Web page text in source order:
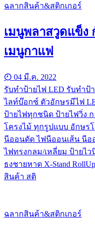
ฉลากสินค้า&สติกเกอร์
เมนูพลาสวูดแข็ง
เมนูกาแฟ
04 มี.ค. 2022
รับทําป้ายไฟ LED รับทำป้
ไลท์บ๊อกซ์ ตัวอักษรมีไฟ
ป้ายไฟทุกชนิด ป้ายไฟวิ่ง
โครงไม้ ทุกรูปแบบ อักษร
นีออนดัด ไฟนีออนเส้น นีอ
ไฟทรงกลม/เหลี่ยม ป้ายไว
ธงชายหาด X-Stand
สินค้า สติ
ฉลากสินค้า&สติกเกอร์